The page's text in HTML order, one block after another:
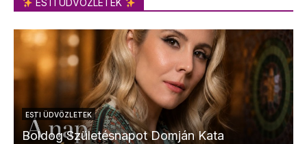
ESTI ÜDVÖZLETEK
ESTI ÜDVÖZLETEK
Boldog Születésnapot Domján Kata